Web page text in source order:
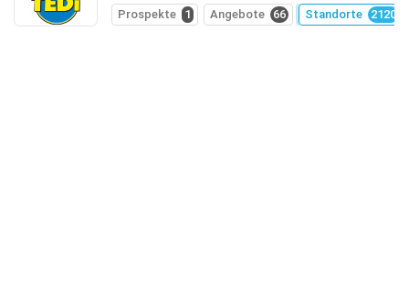
Prospekte 1 Angebote 66 Standorte 2120